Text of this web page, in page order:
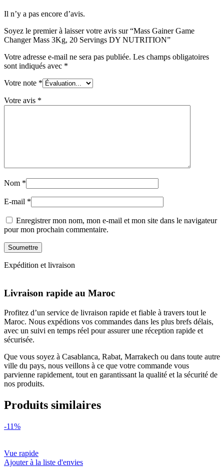
Il n’y a pas encore d’avis.
Soyez le premier à laisser votre avis sur “Mass Gainer Game
Changer Mass 3Kg, 20 Servings DY NUTRITION”
Votre adresse e-mail ne sera pas publiée. Les champs obligatoires
sont indiqués avec *
Votre note *
Votre avis *
Nom *
E-mail *
Enregistrer mon nom, mon e-mail et mon site dans le navigateur
pour mon prochain commentaire.
Expédition et livraison
Livraison rapide au Maroc
Profitez d’un service de livraison rapide et fiable à travers tout le
Maroc. Nous expédions vos commandes dans les plus brefs délais,
avec un suivi en temps réel pour assurer une réception rapide et
sécurisée.
Que vous soyez à Casablanca, Rabat, Marrakech ou dans toute autre
ville du pays, nous veillons à ce que votre commande vous
parvienne rapidement, tout en garantissant la qualité et la sécurité de
nos produits.
Produits similaires
-11%
Vue rapide
Ajouter à la liste d'envies